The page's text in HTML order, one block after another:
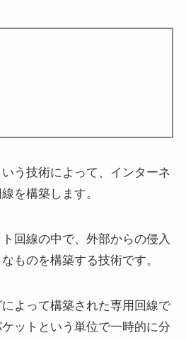
う技術によって、インターネ
を構築します。
回線の中で、外部からの侵入
ものを構築する技術です。
よって構築された専用回線で
ットという単位で一時的に分